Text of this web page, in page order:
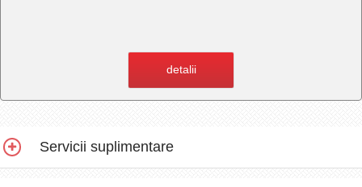
detalii
Servicii suplimentare